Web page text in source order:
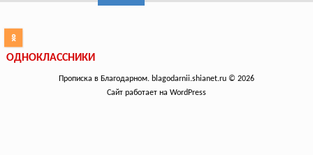
ОДНОКЛАССНИКИ
Прописка в Благодарном. blagodarnii.shianet.ru © 2026
Сайт работает на WordPress